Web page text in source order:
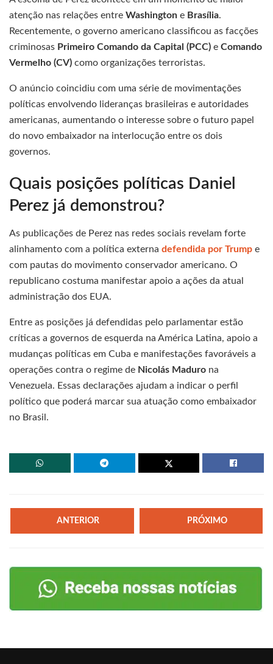
atenção nas relações entre Washington e Brasília.
Recentemente, o governo americano classificou as facções
criminosas Primeiro Comando da Capital (PCC) e Comando
Vermelho (CV) como organizações terroristas.
O anúncio coincidiu com uma série de movimentações
políticas envolvendo lideranças brasileiras e autoridades
americanas, aumentando o interesse sobre o futuro papel
do novo embaixador na interlocução entre os dois
governos.
Quais posições políticas Daniel
Perez já demonstrou?
As publicações de Perez nas redes sociais revelam forte
alinhamento com a política externa defendida por Trump e
com pautas do movimento conservador americano. O
republicano costuma manifestar apoio a ações da atual
administração dos EUA.
Entre as posições já defendidas pelo parlamentar estão
críticas a governos de esquerda na América Latina, apoio a
mudanças políticas em Cuba e manifestações favoráveis a
operações contra o regime de Nicolás Maduro na
Venezuela. Essas declarações ajudam a indicar o perfil
político que poderá marcar sua atuação como embaixador
no Brasil.
ANTERIOR PRÓXIMO